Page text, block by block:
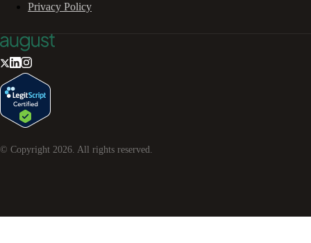
Privacy Policy
© Copyright 2026 . All rights reserved.